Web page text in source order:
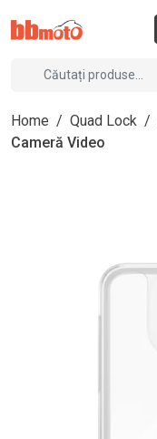
Home / Quad Lock /
Cameră Video